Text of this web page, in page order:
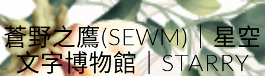
to
content
蒼野之鷹(SEWM)｜星空
文字博物館｜STARRY